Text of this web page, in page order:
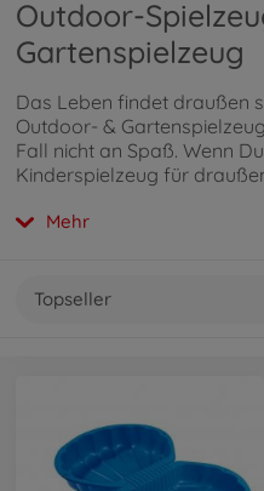
Outdoor-
Gartenspielzeug
Das Leben findet draußen
Outdoor- &
Fall nicht an Spaß. Wenn
Kinderspielzeug für
Mehr
Topseller